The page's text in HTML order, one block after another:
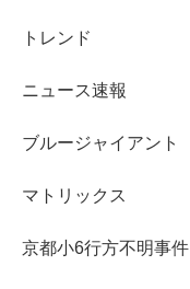
トレンド
ニュース速報
ブルージャイアント
マトリックス
京都小6行方不明事件